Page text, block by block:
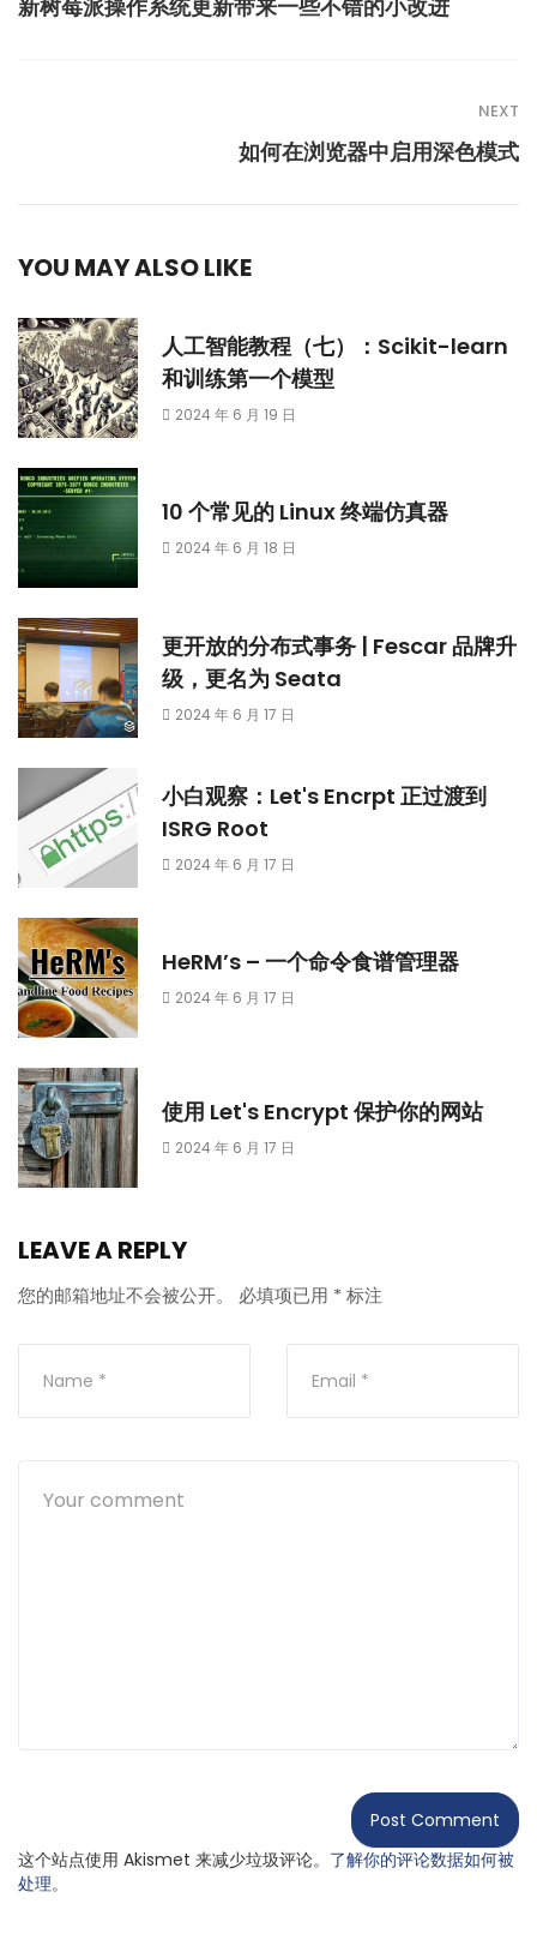
新树莓派操作系统更新带来一些不错的小改进
NEXT
如何在浏览器中启用深色模式
YOU MAY ALSO LIKE
人工智能教程（七）：Scikit-learn
和训练第一个模型
2024 年 6 月 19 日
10 个常见的 Linux 终端仿真器
2024 年 6 月 18 日
更开放的分布式事务 | Fescar 品牌升
级，更名为 Seata
2024 年 6 月 17 日
小白观察：Let's Encrpt 正过渡到
ISRG Root
2024 年 6 月 17 日
HeRM’s – 一个命令食谱管理器
2024 年 6 月 17 日
使用 Let's Encrypt 保护你的网站
2024 年 6 月 17 日
LEAVE A REPLY
您的邮箱地址不会被公开。 必填项已用 * 标注
这个站点使用 Akismet 来减少垃圾评论。 了解你的评论数据如何被
处理。